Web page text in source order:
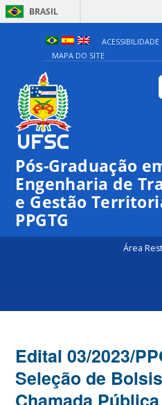
BRASIL
ACESSIBILIDADE
MAPA DO SITE
Pós-Graduação
Engenharia de
e Gestão
PPGTG
Área
Edital 03/2023/
Seleção de
Chamada